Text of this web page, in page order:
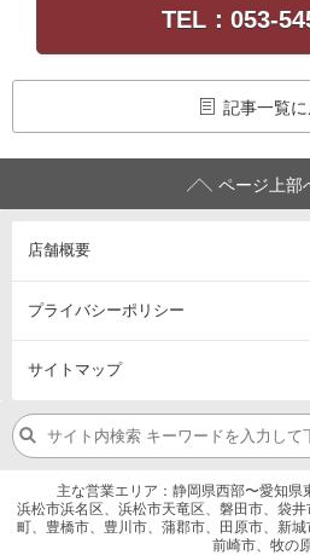
TEL：053-
記事一覧に
ページ上部
店舗概要
プライバシーポリシー
サイトマップ
主な営業エリア：静岡県西部〜愛知県
浜松市浜名区、浜松市天竜区、磐田市、袋
町、豊橋市、豊川市、蒲郡市、田原市、新
前崎市、牧の